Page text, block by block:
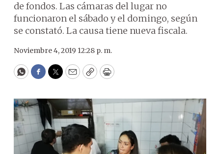
de fondos. Las cámaras del lugar no
funcionaron el sábado y el domingo, según
se constató. La causa tiene nueva fiscala.
Noviembre 4, 2019 12:28 p. m.
WhatsApp
Facebook
Twitter
EmailCopyPrint